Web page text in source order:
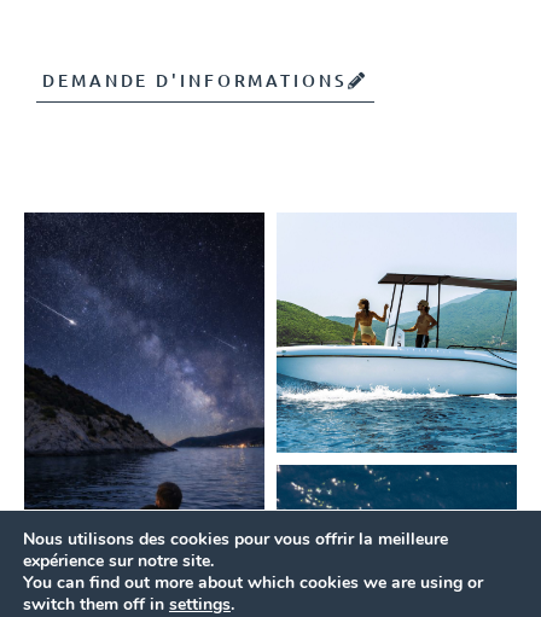
RÉSERVER AU MEILLEUR PRIX EN LIGNE
DEMANDE D'INFORMATIONS
Nous utilisons des cookies pour vous offrir la meilleure
expérience sur notre site.
You can find out more about which cookies we are using or
switch them off in settings.